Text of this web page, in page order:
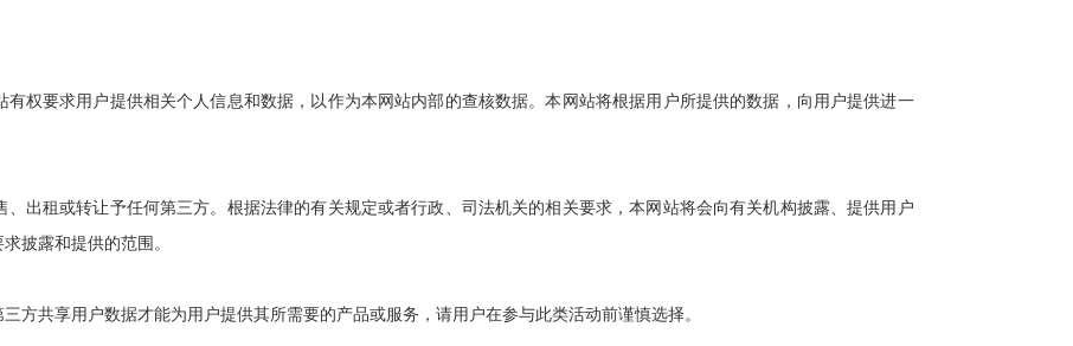
要求用户提供相关个人信息和数据，以作为本网站内部的查核数据。本网站将根据用户所提供的数据，向用户提供进一
租或转让予任何第三方。根据法律的有关规定或者行政、司法机关的相关要求，本网站将会向有关机构披露、提供用户
披露和提供的范围。
共享用户数据才能为用户提供其所需要的产品或服务，请用户在参与此类活动前谨慎选择。